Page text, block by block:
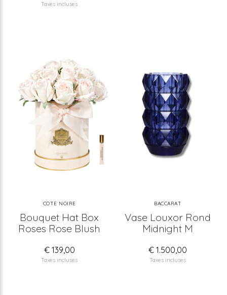
Taxes incluses
COTE NOIRE
Bouquet Hat Box
Roses Rose Blush
€ 139,00
Taxes incluses
BACCARAT
Vase Louxor Rond
Midnight M
€ 1.500,00
Taxes incluses